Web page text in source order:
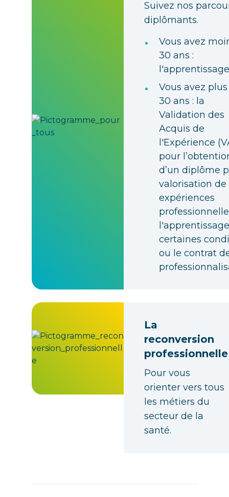
Suivez nos
diplômants.
•
Vous avez
30 ans :
l'apprentissage
•
Vous avez
30 ans : la
Validation des
Acquis de
l'Expérience
pour
d’un diplôme
valorisation de
expériences
certaines
ou le contrat
La
reconversion
professionnelle
Pour vous
orienter vers tous
les métiers du
secteur de la
santé.